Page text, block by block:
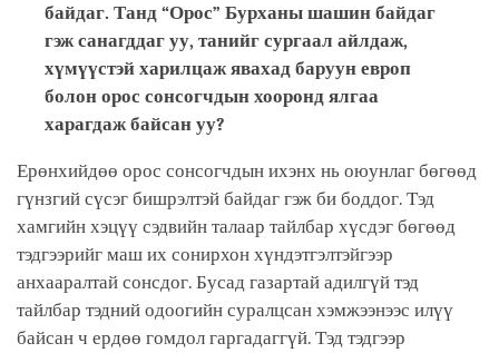
байдаг. Танд “Орос” Бурханы шашин байдаг
гэж санагддаг уу, танийг сургаал айлдаж,
хүмүүстэй харилцаж явахад баруун европ
болон орос сонсогчдын хооронд ялгаа
харагдаж байсан уу?
Ерөнхийдөө орос сонсогчдын ихэнх нь оюунлаг бөгөөд
гүнзгий сүсэг бишрэлтэй байдаг гэж би боддог. Тэд
хамгийн хэцүү сэдвийн талаар тайлбар хүсдэг бөгөөд
тэдгээрийг маш их сонирхон хүндэтгэлтэйгээр
анхааралтай сонсдог. Бусад газартай адилгүй тэд
тайлбар тэдний одоогийн суралцсан хэмжээнээс илүү
байсан ч ердөө гомдол гаргадаггүй. Тэд тэдгээр